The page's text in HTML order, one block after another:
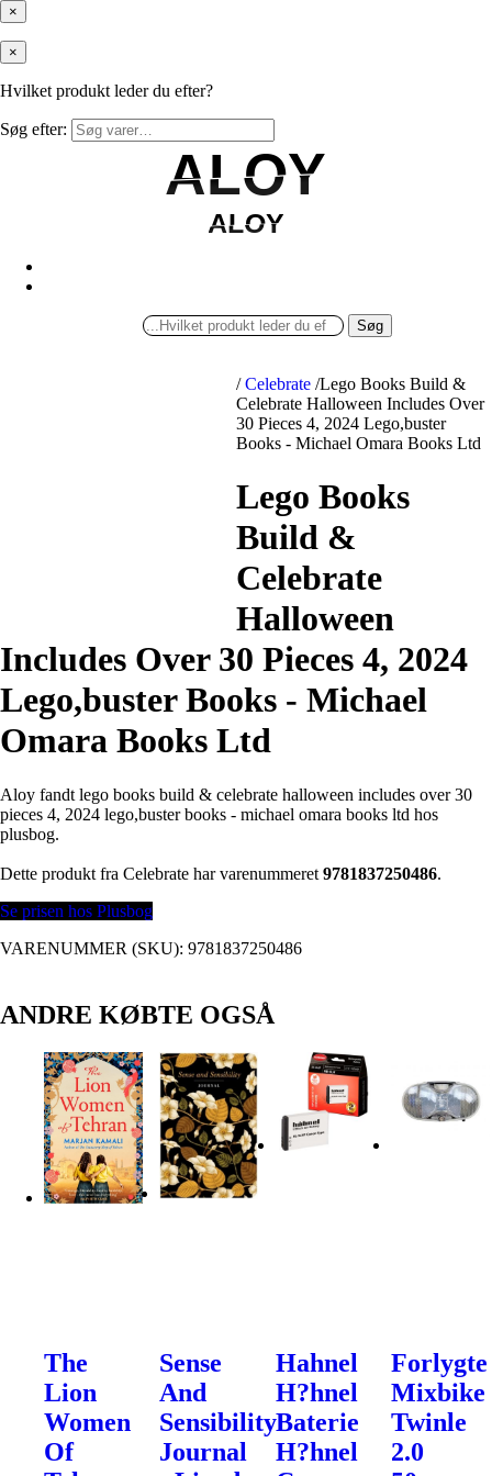
×
×
Hvilket produkt leder du efter?
Søg efter:
ALOY
ALOY
ALOY
ALOY
Søg
/ Celebrate /Lego Books Build &
Celebrate Halloween Includes Over
30 Pieces 4, 2024 Lego,buster
Books - Michael Omara Books Ltd
Lego Books
Build &
Celebrate
Halloween
Includes Over 30 Pieces 4, 2024
Lego,buster Books - Michael
Omara Books Ltd
Aloy fandt lego books build & celebrate halloween includes over 30
pieces 4, 2024 lego,buster books - michael omara books ltd hos
plusbog.
Dette produkt fra Celebrate har varenummeret 9781837250486.
Se prisen hos Plusbog
VARENUMMER (SKU): 9781837250486
ANDRE KØBTE OGSÅ
The
Lion
Women
Of
Sense
And
Sensibility
Journal
Hahnel
H?hnel
Baterie
H?hnel
Forlygte
Mixbike
Twinle
2.0